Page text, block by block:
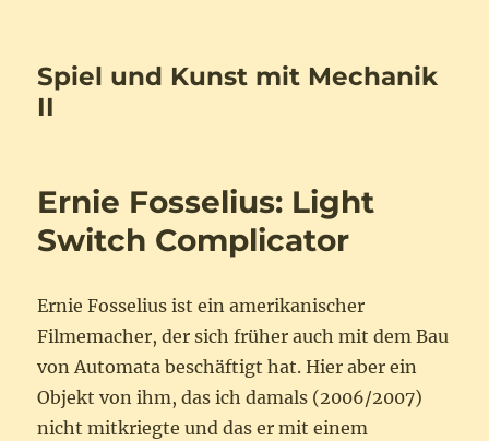
Spiel und Kunst mit Mechanik
II
Ernie Fosselius: Light
Switch Complicator
Ernie Fosselius ist ein amerikanischer
Filmemacher, der sich früher auch mit dem Bau
von Automata beschäftigt hat. Hier aber ein
Objekt von ihm, das ich damals (2006/2007)
nicht mitkriegte und das er mit einem